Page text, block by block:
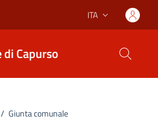
Lingua attiva:
ITA
di Capurso
/ Giunta comunale